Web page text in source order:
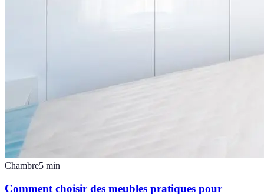
Chambre5 min
Comment choisir des meubles pratiques pour